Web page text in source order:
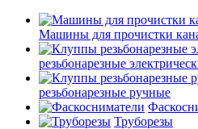
Машины для прочистки
резьбонарезные
резьбонарезные ручные
Труборезы